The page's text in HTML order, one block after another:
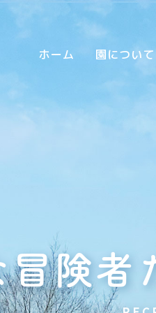
ホーム 園について
険者